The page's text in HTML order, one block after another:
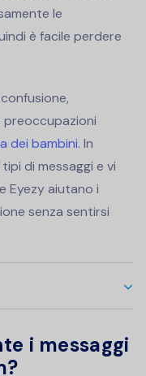
le
è facile perdere
preoccupazioni
dei bambini. In
di messaggi e vi
Eyezy aiutano i
senza sentirsi
i messaggi